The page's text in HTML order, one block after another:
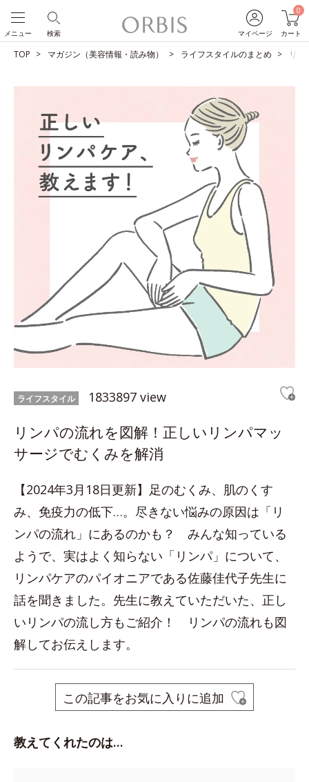
マイページ
0
カート
検索
メニュー
TOP マガジン（美容情報・読み物） ライフスタイルのまとめ リ
ライフスタイル 1833897 view
リンパの流れを図解！正しいリンパマッ
サージでむくみを解消
【2024年3月18日更新】足のむくみ、肌のくす
み、免疫力の低下…。尽きない悩みの原因は「リ
ンパの流れ」にあるのかも？ みんな知っている
ようで、実はよく知らない「リンパ」について、
リンパケアのパイオニアである佐藤佳代子先生に
話を聞きました。先生に教えていただいた、正し
いリンパの流し方もご紹介！ リンパの流れも図
解してお伝えします。
この記事をお気に入りに追加
教えてくれたのは…